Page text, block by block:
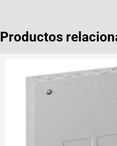
Productos